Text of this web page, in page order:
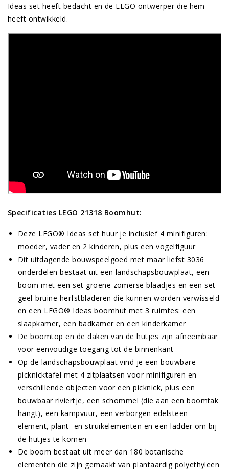
Ideas set heeft bedacht en de LEGO ontwerper die hem
heeft ontwikkeld.
Specificaties LEGO 21318 Boomhut:
Deze LEGO® Ideas set huur je inclusief 4 minifiguren:
moeder, vader en 2 kinderen, plus een vogelfiguur
Dit uitdagende bouwspeelgoed met maar liefst 3036
onderdelen bestaat uit een landschapsbouwplaat, een
boom met een set groene zomerse blaadjes en een set
geel-bruine herfstbladeren die kunnen worden verwisseld
en een LEGO® Ideas boomhut met 3 ruimtes: een
slaapkamer, een badkamer en een kinderkamer
De boomtop en de daken van de hutjes zijn afneembaar
voor eenvoudige toegang tot de binnenkant
Op de landschapsbouwplaat vind je een bouwbare
picknicktafel met 4 zitplaatsen voor minifiguren en
verschillende objecten voor een picknick, plus een
bouwbaar riviertje, een schommel (die aan een boomtak
hangt), een kampvuur, een verborgen edelsteen-
element, plant- en struikelementen en een ladder om bij
de hutjes te komen
De boom bestaat uit meer dan 180 botanische
elementen die zijn gemaakt van plantaardig polyethyleen